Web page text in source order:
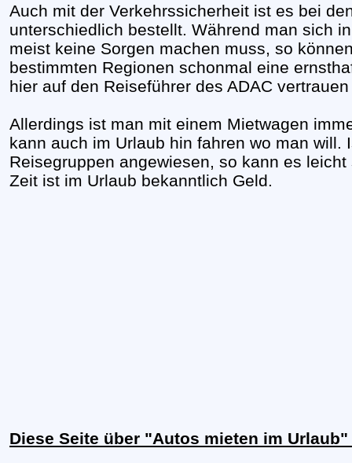
Auch mit der Verkehrssicherheit ist es bei
unterschiedlich bestellt. Während man sich
meist keine Sorgen machen muss, so
bestimmten Regionen schonmal eine
hier auf den Reiseführer des ADAC
Allerdings ist man mit einem Mietwagen
kann auch im Urlaub hin fahren wo man will.
Reisegruppen angewiesen, so kann es
Zeit ist im Urlaub bekanntlich Geld.
Diese Seite über "Autos mieten im